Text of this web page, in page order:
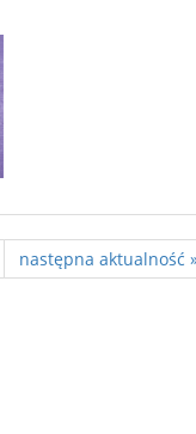
następna aktualność